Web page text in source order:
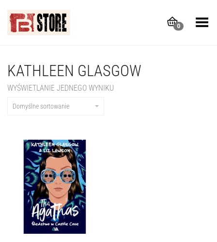
0
Toggle Menu
KATHLEEN GLASGOW
WYŚWIETLANIE JEDNEGO WYNIKU
Domyślne sortowanie